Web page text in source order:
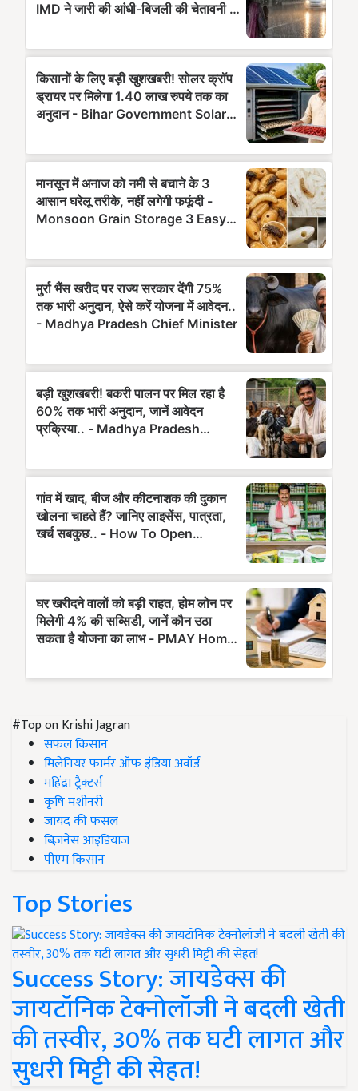
#Top on Krishi Jagran
सफल किसान
मिलेनियर फार्मर ऑफ इंडिया अवॉर्ड
महिंद्रा ट्रैक्टर्स
कृषि मशीनरी
जायद की फसल
बिज़नेस आइडियाज
पीएम किसान
Top Stories
Success Story: जायडेक्स की
जायटॉनिक टेक्नोलॉजी ने बदली खेती
की तस्वीर, 30% तक घटी लागत और
सुधरी मिट्टी की सेहत!